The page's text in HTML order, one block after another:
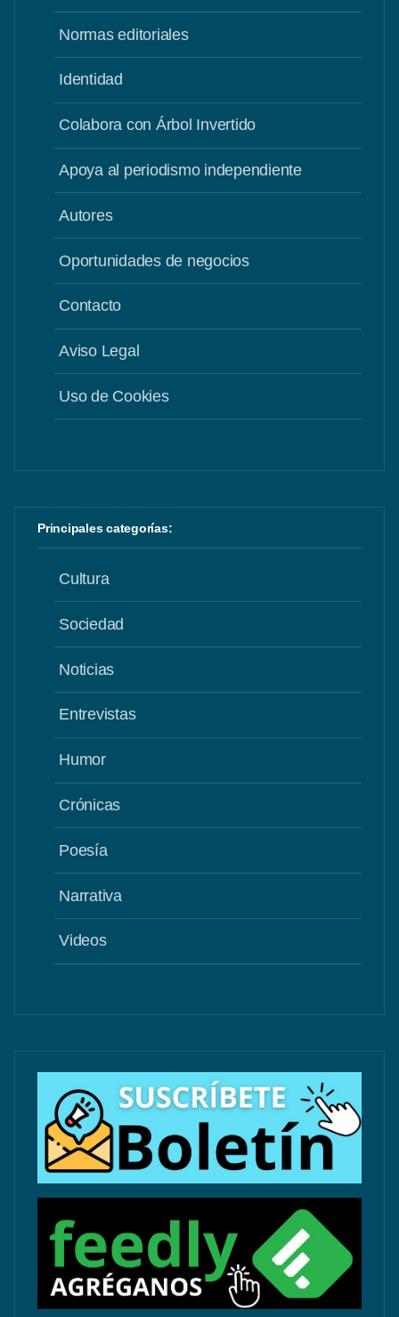
Normas editoriales
Identidad
Colabora con Árbol Invertido
Apoya al periodismo independiente
Autores
Oportunidades de negocios
Contacto
Aviso Legal
Uso de Cookies
Principales categorías:
Cultura
Sociedad
Noticias
Entrevistas
Humor
Crónicas
Poesía
Narrativa
Videos